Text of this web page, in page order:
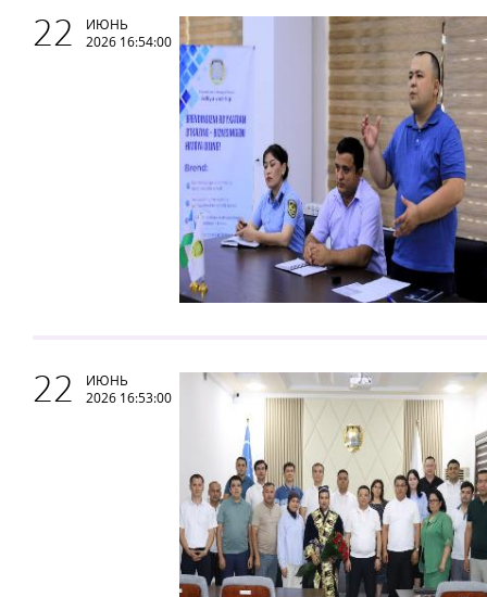
22
ИЮНЬ
2026 16:54:00
22
ИЮНЬ
2026 16:53:00